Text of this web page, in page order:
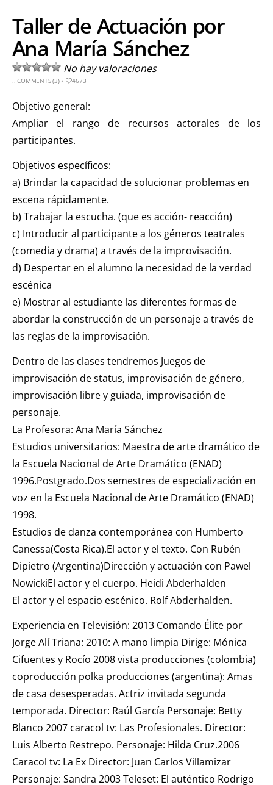
Taller de Actuación por
Ana María Sánchez
No hay valoraciones
..COMMENTS (3)• 4673
Objetivo general:
Ampliar el rango de recursos actorales de los
participantes.
Objetivos específicos:
a) Brindar la capacidad de solucionar problemas en
escena rápidamente.
b) Trabajar la escucha. (que es acción- reacción)
c) Introducir al participante a los géneros teatrales
(comedia y drama) a través de la improvisación.
d) Despertar en el alumno la necesidad de la verdad
escénica
e) Mostrar al estudiante las diferentes formas de
abordar la construcción de un personaje a través de
las reglas de la improvisación.
Dentro de las clases tendremos Juegos de
improvisación de status, improvisación de género,
improvisación libre y guiada, improvisación de
personaje.
La Profesora: Ana María Sánchez
Estudios universitarios: Maestra de arte dramático de
la Escuela Nacional de Arte Dramático (ENAD)
1996.Postgrado.Dos semestres de especialización en
voz en la Escuela Nacional de Arte Dramático (ENAD)
1998.
Estudios de danza contemporánea con Humberto
Canessa(Costa Rica).El actor y el texto. Con Rubén
Dipietro (Argentina)Dirección y actuación con Pawel
NowickiEl actor y el cuerpo. Heidi Abderhalden
El actor y el espacio escénico. Rolf Abderhalden.
Experiencia en Televisión: 2013 Comando Élite por
Jorge Alí Triana: 2010: A mano limpia Dirige: Mónica
Cifuentes y Rocío 2008 vista producciones (colombia)
coproducción polka producciones (argentina): Amas
de casa desesperadas. Actriz invitada segunda
temporada. Director: Raúl García Personaje: Betty
Blanco 2007 caracol tv: Las Profesionales. Director:
Luis Alberto Restrepo. Personaje: Hilda Cruz.2006
Caracol tv: La Ex Director: Juan Carlos Villamizar
Personaje: Sandra 2003 Teleset: El auténtico Rodrigo